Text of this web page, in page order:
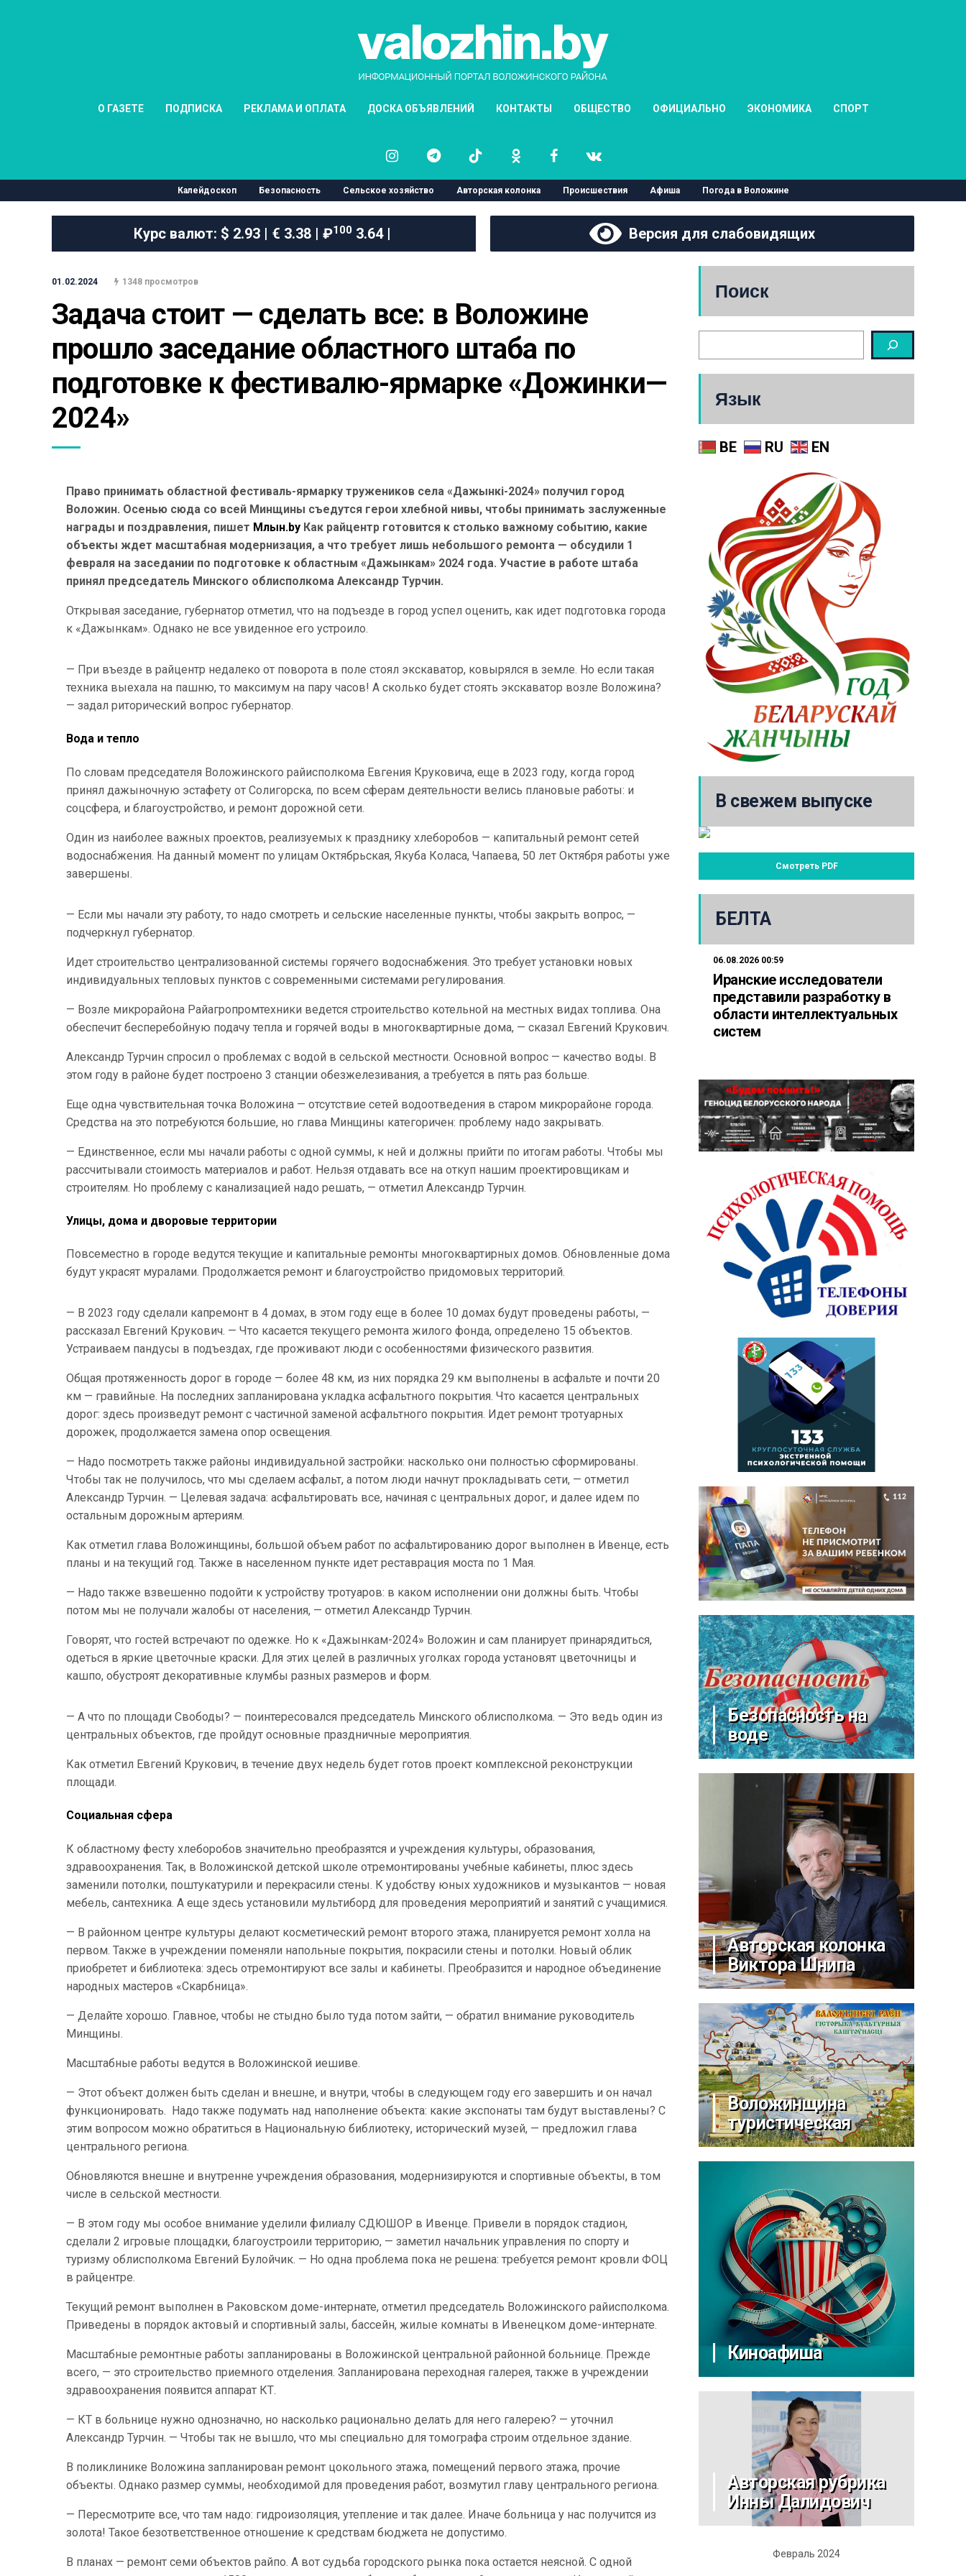
О ГАЗЕТЕ ПОДПИСКА РЕКЛАМА И ОПЛАТА ДОСКА ОБЪЯВЛЕНИЙ КОНТАКТЫ ОБЩЕСТВО ОФИЦИАЛЬНО ЭКОНОМИКА СПОРТ
Калейдоскоп Безопасность Сельское хозяйство Авторская колонка Происшествия Афиша Погода в Воложине
Курс валют: $ 2.93 | € 3.38 | ₽1003.64 | Версия для слабовидящих
01.02.2024 1348 просмотров
Задача стоит — сделать все: в Воложине
прошло заседание областного штаба по
подготовке к фестивалю-ярмарке «Дожинки—
2024»
Право принимать областной фестиваль-ярмарку тружеников села «Дажынкі-2024» получил город
Воложин. Осенью сюда со всей Минщины съедутся герои хлебной нивы, чтобы принимать заслуженные
награды и поздравления, пишет Млын.by Как райцентр готовится к столько важному событию, какие
объекты ждет масштабная модернизация, а что требует лишь небольшого ремонта — обсудили 1
февраля на заседании по подготовке к областным «Дажынкам» 2024 года. Участие в работе штаба
принял председатель Минского облисполкома Александр Турчин.
Открывая заседание, губернатор отметил, что на подъезде в город успел оценить, как идет подготовка города
к «Дажынкам». Однако не все увиденное его устроило.
— При въезде в райцентр недалеко от поворота в поле стоял экскаватор, ковырялся в земле. Но если такая
техника выехала на пашню, то максимум на пару часов! А сколько будет стоять экскаватор возле Воложина?
— задал риторический вопрос губернатор.
Вода и тепло
По словам председателя Воложинского райисполкома Евгения Круковича, еще в 2023 году, когда город
принял дажыночную эстафету от Солигорска, по всем сферам деятельности велись плановые работы: и
соцсфера, и благоустройство, и ремонт дорожной сети.
Один из наиболее важных проектов, реализуемых к празднику хлеборобов — капитальный ремонт сетей
водоснабжения. На данный момент по улицам Октябрьская, Якуба Коласа, Чапаева, 50 лет Октября работы уже
завершены.
— Если мы начали эту работу, то надо смотреть и сельские населенные пункты, чтобы закрыть вопрос, —
подчеркнул губернатор.
Идет строительство централизованной системы горячего водоснабжения. Это требует установки новых
индивидуальных тепловых пунктов с современными системами регулирования.
— Возле микрорайона Райагропромтехники ведется строительство котельной на местных видах топлива. Она
обеспечит бесперебойную подачу тепла и горячей воды в многоквартирные дома, — сказал Евгений Крукович.
Александр Турчин спросил о проблемах с водой в сельской местности. Основной вопрос — качество воды. В
этом году в районе будет построено 3 станции обезжелезивания, а требуется в пять раз больше.
Еще одна чувствительная точка Воложина — отсутствие сетей водоотведения в старом микрорайоне города.
Средства на это потребуются большие, но глава Минщины категоричен: проблему надо закрывать.
— Единственное, если мы начали работы с одной суммы, к ней и должны прийти по итогам работы. Чтобы мы
рассчитывали стоимость материалов и работ. Нельзя отдавать все на откуп нашим проектировщикам и
строителям. Но проблему с канализацией надо решать, — отметил Александр Турчин.
Улицы, дома и дворовые территории
Повсеместно в городе ведутся текущие и капитальные ремонты многоквартирных домов. Обновленные дома
будут украсят муралами. Продолжается ремонт и благоустройство придомовых территорий.
— В 2023 году сделали капремонт в 4 домах, в этом году еще в более 10 домах будут проведены работы, —
рассказал Евгений Крукович. — Что касается текущего ремонта жилого фонда, определено 15 объектов.
Устраиваем пандусы в подъездах, где проживают люди с особенностями физического развития.
Общая протяженность дорог в городе — более 48 км, из них порядка 29 км выполнены в асфальте и почти 20
км — гравийные. На последних запланирована укладка асфальтного покрытия. Что касается центральных
дорог: здесь произведут ремонт с частичной заменой асфальтного покрытия. Идет ремонт тротуарных
дорожек, продолжается замена опор освещения.
— Надо посмотреть также районы индивидуальной застройки: насколько они полностью сформированы.
Чтобы так не получилось, что мы сделаем асфальт, а потом люди начнут прокладывать сети, — отметил
Александр Турчин. — Целевая задача: асфальтировать все, начиная с центральных дорог, и далее идем по
остальным дорожным артериям.
Как отметил глава Воложинщины, большой объем работ по асфальтированию дорог выполнен в Ивенце, есть
планы и на текущий год. Также в населенном пункте идет реставрация моста по 1 Мая.
— Надо также взвешенно подойти к устройству тротуаров: в каком исполнении они должны быть. Чтобы
потом мы не получали жалобы от населения, — отметил Александр Турчин.
Говорят, что гостей встречают по одежке. Но к «Дажынкам-2024» Воложин и сам планирует принарядиться,
одеться в яркие цветочные краски. Для этих целей в различных уголках города установят цветочницы и
кашпо, обустроят декоративные клумбы разных размеров и форм.
— А что по площади Свободы? — поинтересовался председатель Минского облисполкома. — Это ведь один из
центральных объектов, где пройдут основные праздничные мероприятия.
Как отметил Евгений Крукович, в течение двух недель будет готов проект комплексной реконструкции
площади.
Социальная сфера
К областному фесту хлеборобов значительно преобразятся и учреждения культуры, образования,
здравоохранения. Так, в Воложинской детской школе отремонтированы учебные кабинеты, плюс здесь
заменили потолки, поштукатурили и перекрасили стены. К удобству юных художников и музыкантов — новая
мебель, сантехника. А еще здесь установили мультиборд для проведения мероприятий и занятий с учащимися.
— В районном центре культуры делают косметический ремонт второго этажа, планируется ремонт холла на
первом. Также в учреждении поменяли напольные покрытия, покрасили стены и потолки. Новый облик
приобретет и библиотека: здесь отремонтируют все залы и кабинеты. Преобразится и народное объединение
народных мастеров «Скарбница».
— Делайте хорошо. Главное, чтобы не стыдно было туда потом зайти, — обратил внимание руководитель
Минщины.
Масштабные работы ведутся в Воложинской иешиве.
— Этот объект должен быть сделан и внешне, и внутри, чтобы в следующем году его завершить и он начал
функционировать. Надо также подумать над наполнение объекта: какие экспонаты там будут выставлены? С
этим вопросом можно обратиться в Национальную библиотеку, исторический музей, — предложил глава
центрального региона.
Обновляются внешне и внутренне учреждения образования, модернизируются и спортивные объекты, в том
числе в сельской местности.
— В этом году мы особое внимание уделили филиалу СДЮШОР в Ивенце. Привели в порядок стадион,
сделали 2 игровые площадки, благоустроили территорию, — заметил начальник управления по спорту и
туризму облисполкома Евгений Булойчик. — Но одна проблема пока не решена: требуется ремонт кровли ФОЦ
в райцентре.
Текущий ремонт выполнен в Раковском доме-интернате, отметил председатель Воложинского райисполкома.
Приведены в порядок актовый и спортивный залы, бассейн, жилые комнаты в Ивенецком доме-интернате.
Масштабные ремонтные работы запланированы в Воложинской центральной районной больнице. Прежде
всего, — это строительство приемного отделения. Запланирована переходная галерея, также в учреждении
здравоохранения появится аппарат КТ.
— КТ в больнице нужно однозначно, но насколько рационально делать для него галерею? — уточнил
Александр Турчин. — Чтобы так не вышло, что мы специально для томографа строим отдельное здание.
В поликлинике Воложина запланирован ремонт цокольного этажа, помещений первого этажа, прочие
объекты. Однако размер суммы, необходимой для проведения работ, возмутил главу центрального региона.
— Пересмотрите все, что там надо: гидроизоляция, утепление и так далее. Иначе больница у нас получится из
золота! Такое безответственное отношение к средствам бюджета не допустимо.
В планах — ремонт семи объектов райпо. А вот судьба городского рынка пока остается неясной. С одной
Поиск
Язык
BE RU EN
В свежем выпуске
Смотреть PDF
БЕЛТА
06.08.2026 00:59
Иранские исследователи
представили разработку в
области интеллектуальных
систем
Безопасность на
воде
Авторская колонка
Виктора Шнипа
Воложинщина
туристическая
Киноафиша
Авторская рубрика
Инны Далидович
Февраль 2024